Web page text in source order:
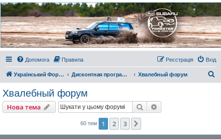
Украинский Форестер
Клуб
Всеукраинский клуб владельцев Subaru Forester. Клубные покатушки на природе и
еженедельные встречи, скидки от партнеров и просто много общения с друзьями.
Присоединяйтесь. Think. Feel. Drive.
Допомога
Правила Вхід
Реєстрація
Український Форестер Клуб Дисконтная программа, отзывы и комментарии Хвалебный форум
Хвалебный форум
Нова тема Пошук
60 тем 1 2 3